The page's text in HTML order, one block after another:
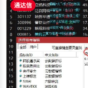
通达信